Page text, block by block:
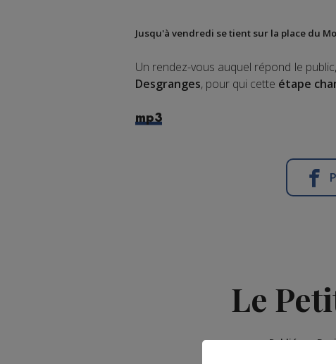
Jusqu'à vendredi se tient sur la place du
Un rendez-vous auquel répond le
Desgranges, pour qui cette étape
mp3
Le
Publié par